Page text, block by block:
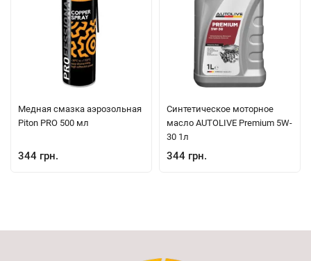
Медная смазка аэрозольная
Piton PRO 500 мл
344 грн.
Синтетическое моторное
масло AUTOLIVE Premium 5W-
30 1л
344 грн.